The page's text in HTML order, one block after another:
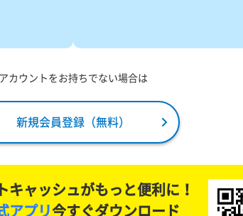
アカウントをお持ちでない場合は
新規会員登録（無料）
キャッシュがもっと便利に！
アプリ今すぐダウンロード